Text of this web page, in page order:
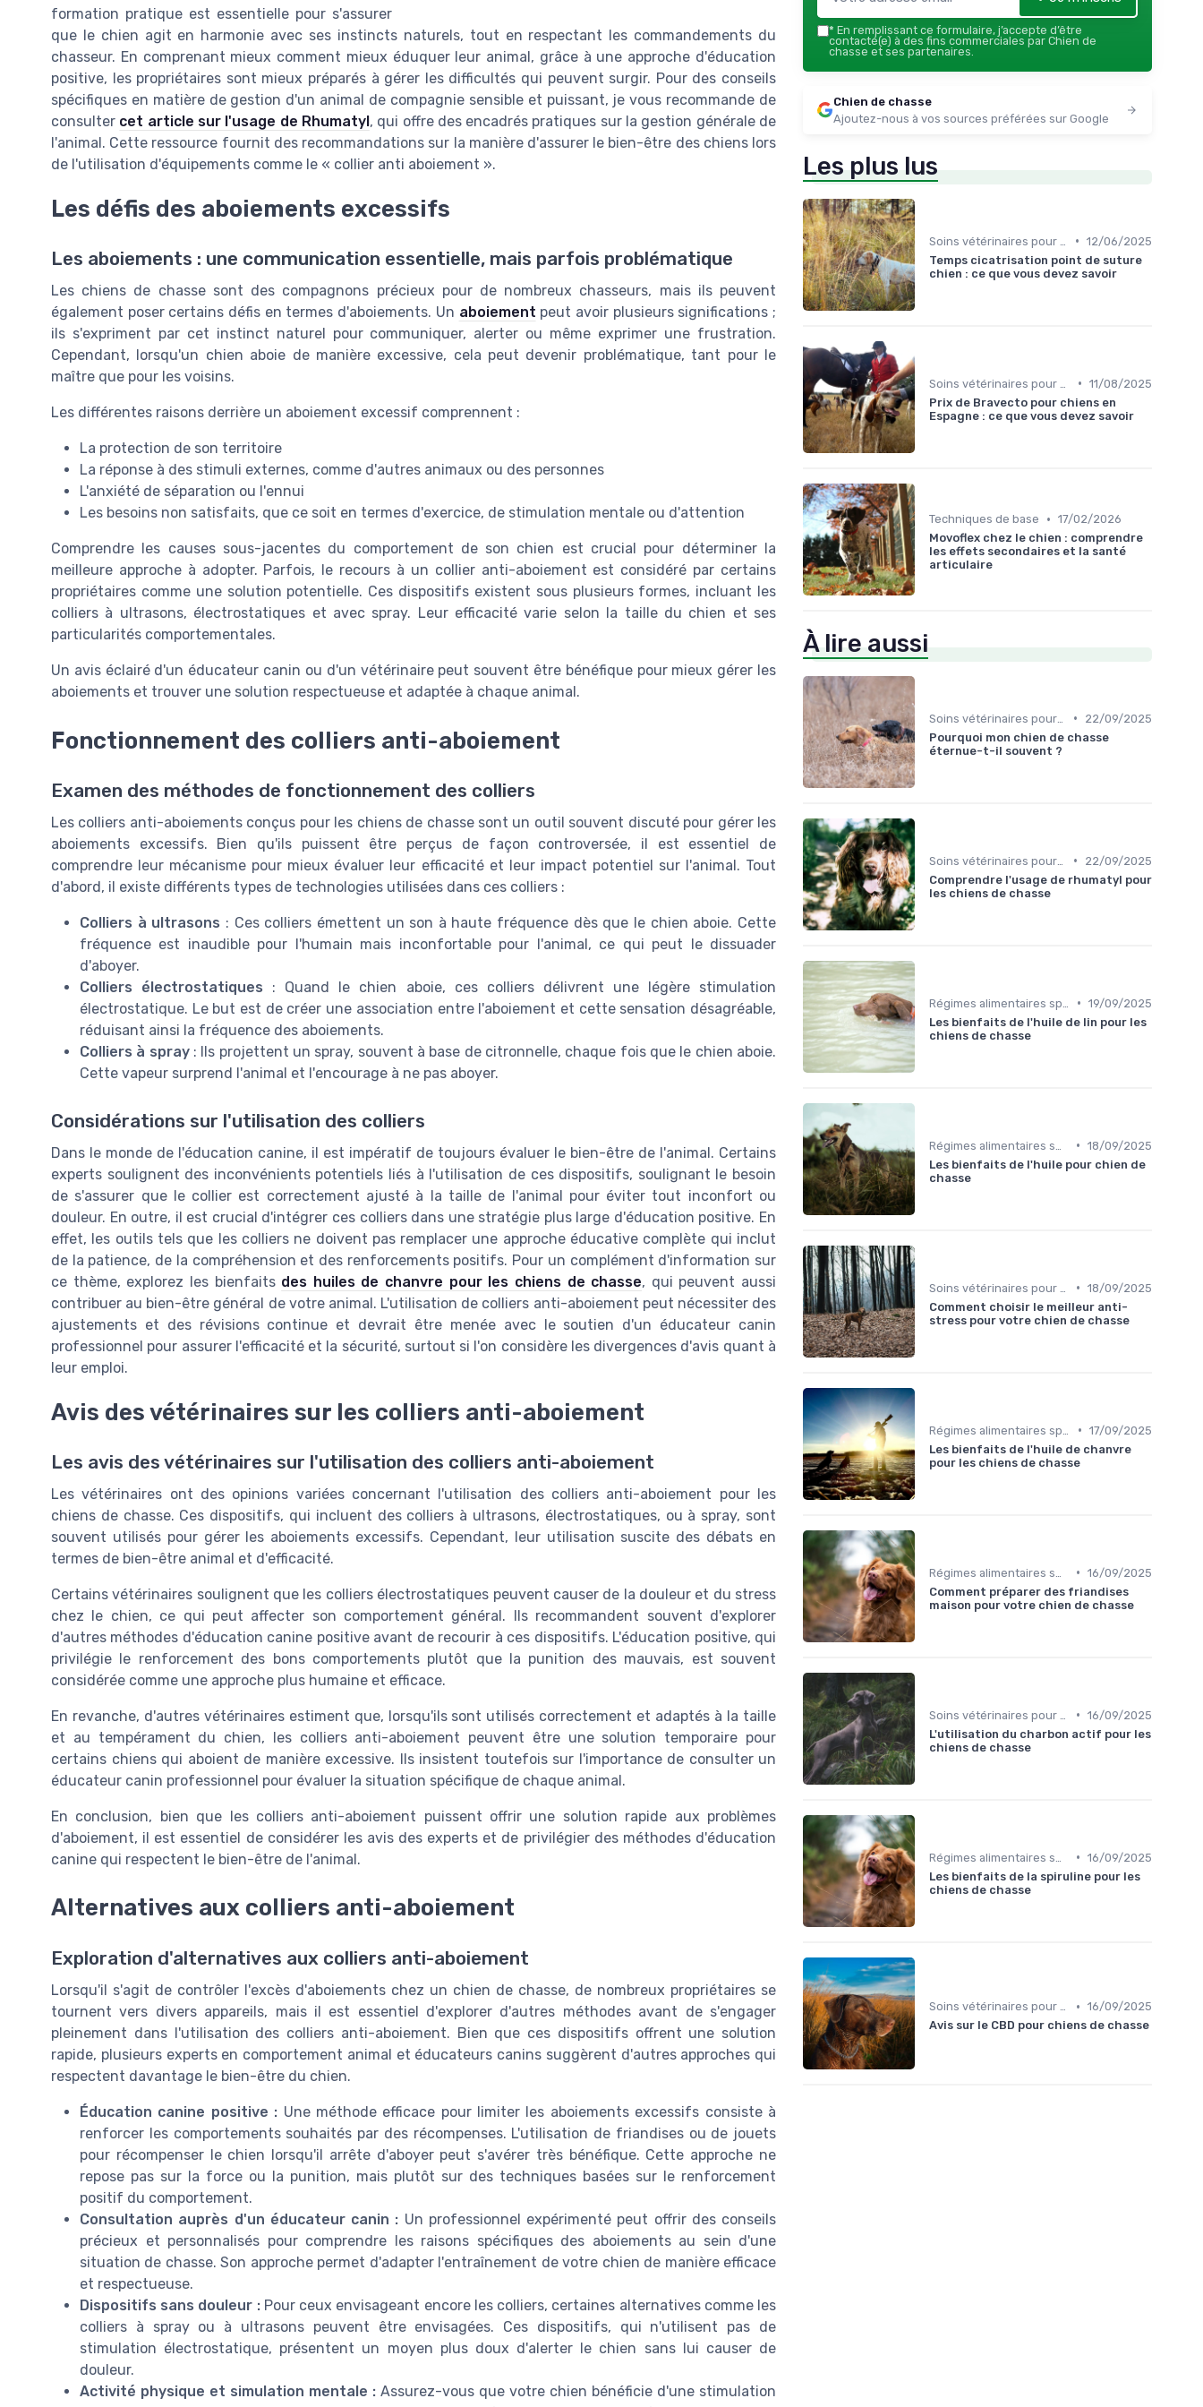
formation pratique est essentielle pour s'assurer
que le chien agit en harmonie avec ses instincts naturels, tout en respectant les commandements du
chasseur. En comprenant mieux comment mieux éduquer leur animal, grâce à une approche d'éducation
positive, les propriétaires sont mieux préparés à gérer les difficultés qui peuvent surgir. Pour des conseils
spécifiques en matière de gestion d'un animal de compagnie sensible et puissant, je vous recommande de
consulter cet article sur l'usage de Rhumatyl, qui offre des encadrés pratiques sur la gestion générale de
l'animal. Cette ressource fournit des recommandations sur la manière d'assurer le bien-être des chiens lors
de l'utilisation d'équipements comme le « collier anti aboiement ».
Les défis des aboiements excessifs
Les aboiements : une communication essentielle, mais parfois problématique
Les chiens de chasse sont des compagnons précieux pour de nombreux chasseurs, mais ils peuvent
également poser certains défis en termes d'aboiements. Un aboiement peut avoir plusieurs significations ;
ils s'expriment par cet instinct naturel pour communiquer, alerter ou même exprimer une frustration.
Cependant, lorsqu'un chien aboie de manière excessive, cela peut devenir problématique, tant pour le
maître que pour les voisins.
Les différentes raisons derrière un aboiement excessif comprennent :
La protection de son territoire
La réponse à des stimuli externes, comme d'autres animaux ou des personnes
L'anxiété de séparation ou l'ennui
Les besoins non satisfaits, que ce soit en termes d'exercice, de stimulation mentale ou d'attention
Comprendre les causes sous-jacentes du comportement de son chien est crucial pour déterminer la
meilleure approche à adopter. Parfois, le recours à un collier anti-aboiement est considéré par certains
propriétaires comme une solution potentielle. Ces dispositifs existent sous plusieurs formes, incluant les
colliers à ultrasons, électrostatiques et avec spray. Leur efficacité varie selon la taille du chien et ses
particularités comportementales.
Un avis éclairé d'un éducateur canin ou d'un vétérinaire peut souvent être bénéfique pour mieux gérer les
aboiements et trouver une solution respectueuse et adaptée à chaque animal.
Fonctionnement des colliers anti-aboiement
Examen des méthodes de fonctionnement des colliers
Les colliers anti-aboiements conçus pour les chiens de chasse sont un outil souvent discuté pour gérer les
aboiements excessifs. Bien qu'ils puissent être perçus de façon controversée, il est essentiel de
comprendre leur mécanisme pour mieux évaluer leur efficacité et leur impact potentiel sur l'animal. Tout
d'abord, il existe différents types de technologies utilisées dans ces colliers :
Colliers à ultrasons : Ces colliers émettent un son à haute fréquence dès que le chien aboie. Cette
fréquence est inaudible pour l'humain mais inconfortable pour l'animal, ce qui peut le dissuader
d'aboyer.
Colliers électrostatiques : Quand le chien aboie, ces colliers délivrent une légère stimulation
électrostatique. Le but est de créer une association entre l'aboiement et cette sensation désagréable,
réduisant ainsi la fréquence des aboiements.
Colliers à spray: Ils projettent un spray, souvent à base de citronnelle, chaque fois que le chien aboie.
Cette vapeur surprend l'animal et l'encourage à ne pas aboyer.
Considérations sur l'utilisation des colliers
Dans le monde de l'éducation canine, il est impératif de toujours évaluer le bien-être de l'animal. Certains
experts soulignent des inconvénients potentiels liés à l'utilisation de ces dispositifs, soulignant le besoin
de s'assurer que le collier est correctement ajusté à la taille de l'animal pour éviter tout inconfort ou
douleur. En outre, il est crucial d'intégrer ces colliers dans une stratégie plus large d'éducation positive. En
effet, les outils tels que les colliers ne doivent pas remplacer une approche éducative complète qui inclut
de la patience, de la compréhension et des renforcements positifs. Pour un complément d'information sur
ce thème, explorez les bienfaits des huiles de chanvre pour les chiens de chasse, qui peuvent aussi
contribuer au bien-être général de votre animal. L'utilisation de colliers anti-aboiement peut nécessiter des
ajustements et des révisions continue et devrait être menée avec le soutien d'un éducateur canin
professionnel pour assurer l'efficacité et la sécurité, surtout si l'on considère les divergences d'avis quant à
leur emploi.
Avis des vétérinaires sur les colliers anti-aboiement
Les avis des vétérinaires sur l'utilisation des colliers anti-aboiement
Les vétérinaires ont des opinions variées concernant l'utilisation des colliers anti-aboiement pour les
chiens de chasse. Ces dispositifs, qui incluent des colliers à ultrasons, électrostatiques, ou à spray, sont
souvent utilisés pour gérer les aboiements excessifs. Cependant, leur utilisation suscite des débats en
termes de bien-être animal et d'efficacité.
Certains vétérinaires soulignent que les colliers électrostatiques peuvent causer de la douleur et du stress
chez le chien, ce qui peut affecter son comportement général. Ils recommandent souvent d'explorer
d'autres méthodes d'éducation canine positive avant de recourir à ces dispositifs. L'éducation positive, qui
privilégie le renforcement des bons comportements plutôt que la punition des mauvais, est souvent
considérée comme une approche plus humaine et efficace.
En revanche, d'autres vétérinaires estiment que, lorsqu'ils sont utilisés correctement et adaptés à la taille
et au tempérament du chien, les colliers anti-aboiement peuvent être une solution temporaire pour
certains chiens qui aboient de manière excessive. Ils insistent toutefois sur l'importance de consulter un
éducateur canin professionnel pour évaluer la situation spécifique de chaque animal.
En conclusion, bien que les colliers anti-aboiement puissent offrir une solution rapide aux problèmes
d'aboiement, il est essentiel de considérer les avis des experts et de privilégier des méthodes d'éducation
canine qui respectent le bien-être de l'animal.
Alternatives aux colliers anti-aboiement
Exploration d'alternatives aux colliers anti-aboiement
Lorsqu'il s'agit de contrôler l'excès d'aboiements chez un chien de chasse, de nombreux propriétaires se
tournent vers divers appareils, mais il est essentiel d'explorer d'autres méthodes avant de s'engager
pleinement dans l'utilisation des colliers anti-aboiement. Bien que ces dispositifs offrent une solution
rapide, plusieurs experts en comportement animal et éducateurs canins suggèrent d'autres approches qui
respectent davantage le bien-être du chien.
Éducation canine positive : Une méthode efficace pour limiter les aboiements excessifs consiste à
renforcer les comportements souhaités par des récompenses. L'utilisation de friandises ou de jouets
pour récompenser le chien lorsqu'il arrête d'aboyer peut s'avérer très bénéfique. Cette approche ne
repose pas sur la force ou la punition, mais plutôt sur des techniques basées sur le renforcement
positif du comportement.
Consultation auprès d'un éducateur canin : Un professionnel expérimenté peut offrir des conseils
précieux et personnalisés pour comprendre les raisons spécifiques des aboiements au sein d'une
situation de chasse. Son approche permet d'adapter l'entraînement de votre chien de manière efficace
et respectueuse.
Dispositifs sans douleur :Pour ceux envisageant encore les colliers, certaines alternatives comme les
colliers à spray ou à ultrasons peuvent être envisagées. Ces dispositifs, qui n'utilisent pas de
stimulation électrostatique, présentent un moyen plus doux d'alerter le chien sans lui causer de
douleur.
Activité physique et simulation mentale : Assurez-vous que votre chien bénéficie d'une stimulation
* En remplissant ce formulaire, j’accepte d’être
contacté(e) à des fins commerciales par Chien de
chasse et ses partenaires.
Chien de chasse
Ajoutez-nous à vos sources préférées sur Google
Les plus lus
• 12/06/2025
Temps cicatrisation point de suture
chien : ce que vous devez savoir
• 11/08/2025
Prix de Bravecto pour chiens en
Espagne : ce que vous devez savoir
Techniques de base • 17/02/2026
Movoflex chez le chien : comprendre
les effets secondaires et la santé
articulaire
À lire aussi
•
22/09/2025
Pourquoi mon chien de chasse
éternue-t-il souvent ?
•
22/09/2025
Comprendre l'usage de rhumatyl pour
les chiens de chasse
• 19/09/2025
Les bienfaits de l'huile de lin pour les
chiens de chasse
• 18/09/2025
Les bienfaits de l'huile pour chien de
chasse
• 18/09/2025
Comment choisir le meilleur anti-
stress pour votre chien de chasse
• 17/09/2025
Les bienfaits de l'huile de chanvre
pour les chiens de chasse
• 16/09/2025
Comment préparer des friandises
maison pour votre chien de chasse
• 16/09/2025
L'utilisation du charbon actif pour les
chiens de chasse
• 16/09/2025
Les bienfaits de la spiruline pour les
chiens de chasse
Soins vétérinaires pour chiens de chasse • 16/09/2025
Avis sur le CBD pour chiens de chasse